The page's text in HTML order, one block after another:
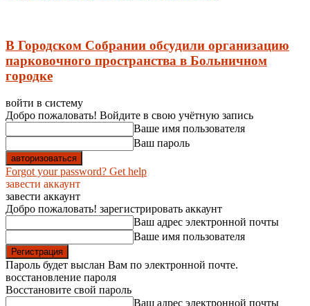
В Городском Собрании обсудили организацию
парковочного пространства в Больничном
городке
войти в систему
Добро пожаловать! Войдите в свою учётную запись
Ваше имя пользователя
Ваш пароль
Forgot your password? Get help
завести аккаунт
завести аккаунт
Добро пожаловать! зарегистрировать аккаунт
Ваш адрес электронной почты
Ваше имя пользователя
Пароль будет выслан Вам по электронной почте.
восстановление пароля
Восстановите свой пароль
Ваш адрес электронной почты